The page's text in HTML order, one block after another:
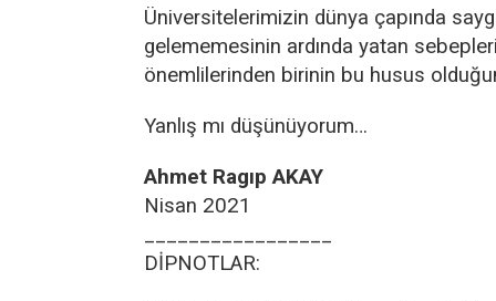
Üniversitelerimizin dünya çapında
gelememesinin ardında yatan
önemlilerinden birinin bu husus
Yanlış mı düşünüyorum…
Ahmet Ragıp AKAY
Nisan 2021
DİPNOTLAR: